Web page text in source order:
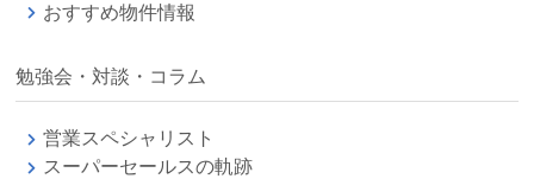
おすすめ物件情報
勉強会・対談・コラム
営業スペシャリスト
スーパーセールスの軌跡